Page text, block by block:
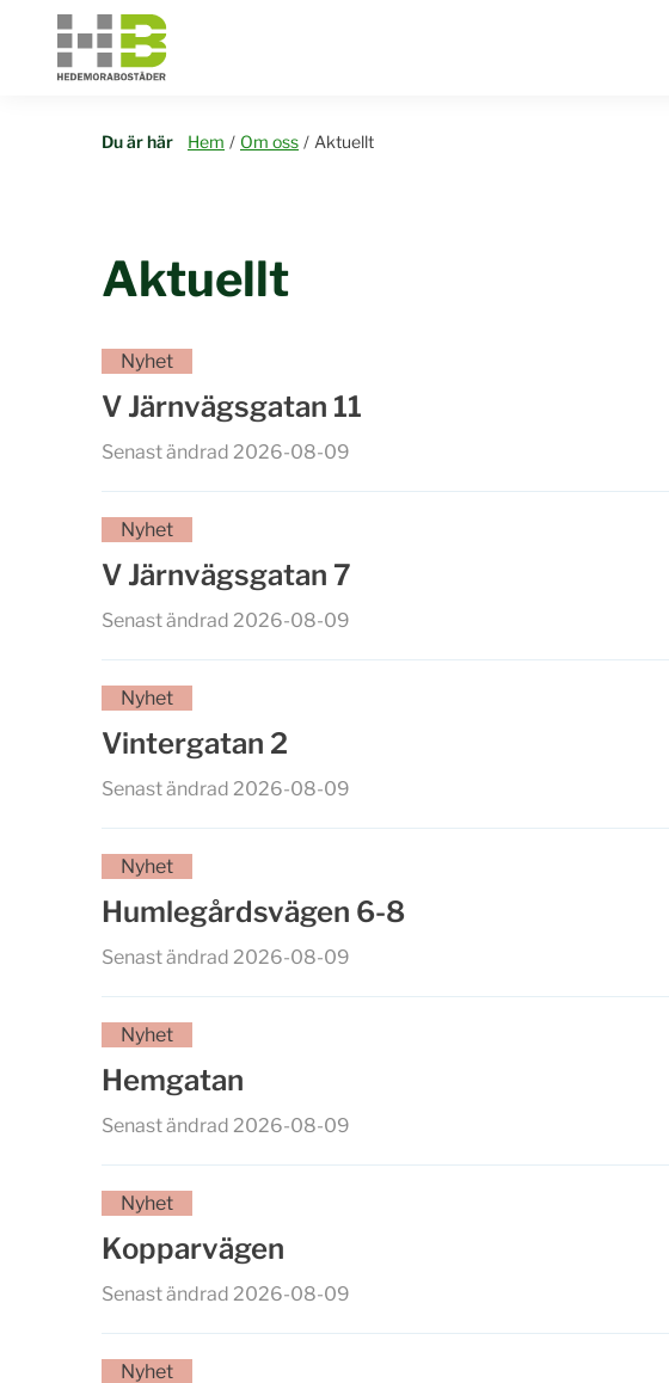
Du är här Hem / Om oss / Aktuellt
Aktuellt
Nyhet
V Järnvägsgatan 11
Senast ändrad 2026-08-09
Nyhet
V Järnvägsgatan 7
Senast ändrad 2026-08-09
Nyhet
Vintergatan 2
Senast ändrad 2026-08-09
Nyhet
Humlegårdsvägen 6-8
Senast ändrad 2026-08-09
Nyhet
Hemgatan
Senast ändrad 2026-08-09
Nyhet
Kopparvägen
Senast ändrad 2026-08-09
Nyhet